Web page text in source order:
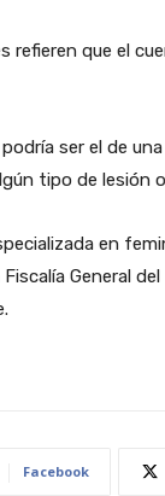
refieren que el
ser el de
tipo de lesión
en
General
Facebook